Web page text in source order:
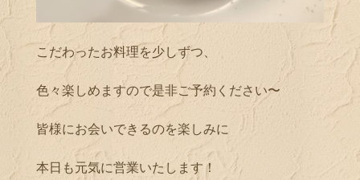
こだわったお料理を少しずつ、
色々楽しめますので是非ご予約ください〜
皆様にお会いできるのを楽しみに
本日も元気に営業いたします！